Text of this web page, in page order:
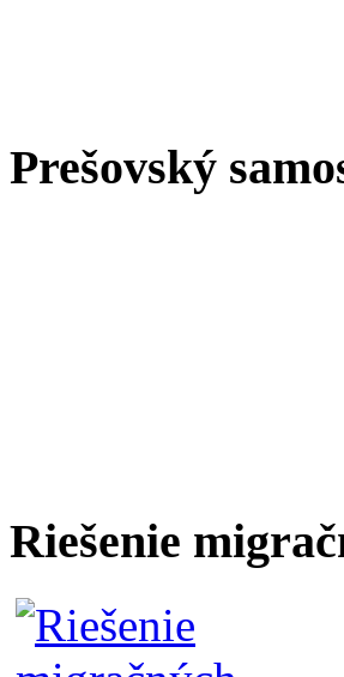
Prešovský
Riešenie